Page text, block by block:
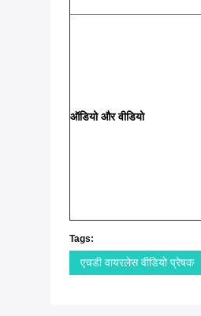
ऑडियो और वीडियो
Tags:
एचडी वायरलेस वीडियो प्रेषक